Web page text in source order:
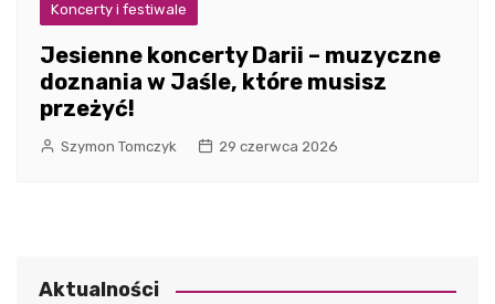
Koncerty i festiwale
Jesienne koncerty Darii – muzyczne
doznania w Jaśle, które musisz
przeżyć!
Szymon Tomczyk 29 czerwca 2026
Aktualności